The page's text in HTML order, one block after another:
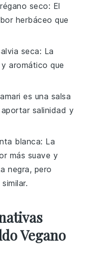
seco: El
herbáceo que
seca: La
aromático que
es una salsa
salinidad y
blanca: La
más suave y
negra, pero
Vegano